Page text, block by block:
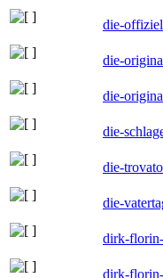
die-
die-
die-
die-
die-
die-
dirk-
dirk-